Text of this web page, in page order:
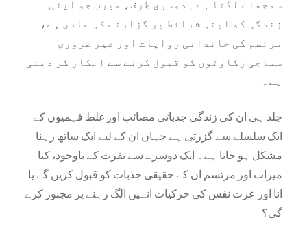
سمجھنے لگتا ہے۔ دوسری طرف، میرب جو اپنی
زندگی کو اپنی شرائط پر گزارنے کی عادی ہے،
مرتسم کی خاندانی روایات اور غیر ضروری
سماجی رکاوٹوں کو قبول کرنے سے انکار کر دیتی
ہے۔
جلد ہی ان کی زندگی جذباتی مصائب اور غلط فہمیوں کے
ایک سلسلے سے گزرتی ہے جہاں ان کے لیے ایک ساتھ رہنا
مشکل ہو جاتا ہے۔ ایک دوسرے سے نفرت کے باوجود، کیا
میراب اور مرتسم ان کے حقیقی جذبات کو قبول کریں گے یا
انا اور عزت نفس کی حرکیات انہیں الگ رہنے پر مجبور کرے
گی؟